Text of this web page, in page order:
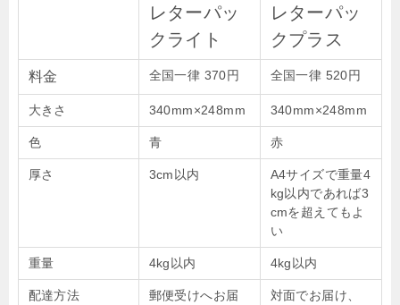
レターパッ
クライト
レターパッ
クプラス
料金 全国一律 370円 全国一律 520円
大きさ 340mm×248mm 340mm×248mm
色 青 赤
厚さ 3cm以内
A4サイズで重量4
kg以内であれば3
cmを超えてもよ
い
重量 4kg以内 4kg以内
配達方法
郵便受けへお届
対面でお届け、